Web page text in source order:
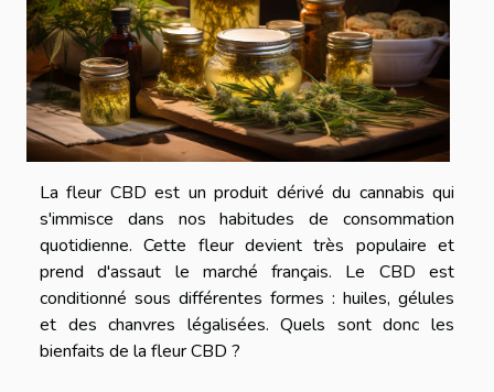
La fleur CBD est un produit dérivé du cannabis qui
s'immisce dans nos habitudes de consommation
quotidienne. Cette fleur devient très populaire et
prend d'assaut le marché français. Le CBD est
conditionné sous différentes formes : huiles, gélules
et des chanvres légalisées. Quels sont donc les
bienfaits de la fleur CBD ?